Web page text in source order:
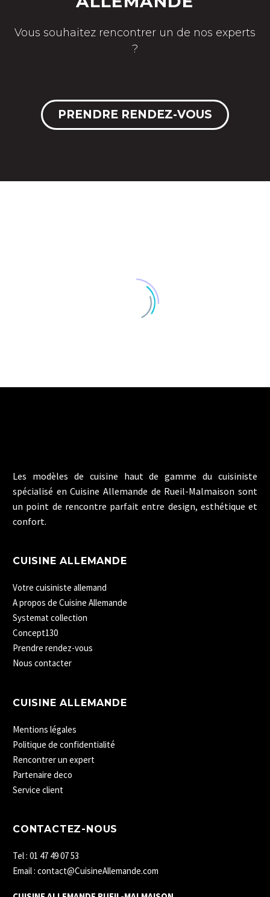
Vous souhaitez rencontrer un de nos experts
?
PRENDRE RENDEZ-VOUS
Les modèles de cuisine haut de gamme du cuisiniste
spécialisé en Cuisine Allemande de Rueil-Malmaison sont
un point de rencontre parfait entre design, esthétique et
confort.
CUISINE ALLEMANDE
Votre cuisiniste allemand
A propos de Cuisine Allemande
Systemat collection
Concept130
Prendre rendez-vous
Nous contacter
CUISINE ALLEMANDE
Mentions légales
Politique de confidentialité
Rencontrer un expert
Partenaire deco
Service client
CONTACTEZ-NOUS
Tel : 01 47 49 07 53
Email : contact@CuisineAllemande.com